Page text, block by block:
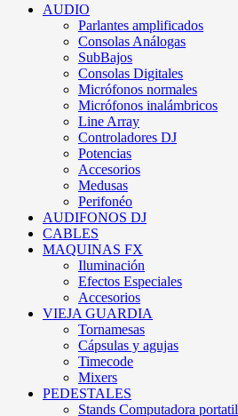
AUDIO
Parlantes amplificados
Consolas Análogas
SubBajos
Consolas Digitales
Micrófonos normales
Micrófonos inalámbricos
Line Array
Controladores DJ
Potencias
Accesorios
Medusas
Perifonéo
AUDIFONOS DJ
CABLES
MAQUINAS FX
Iluminación
Efectos Especiales
Accesorios
VIEJA GUARDIA
Tornamesas
Cápsulas y agujas
Timecode
Mixers
PEDESTALES
Stands Computadora portatil